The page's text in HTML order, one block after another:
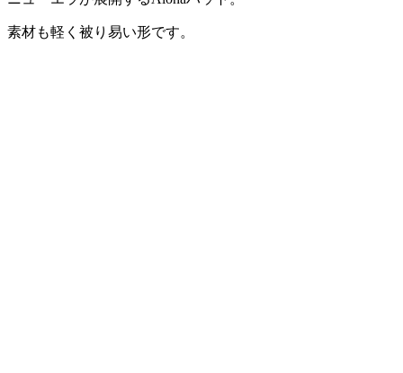
素材も軽く被り易い形です。